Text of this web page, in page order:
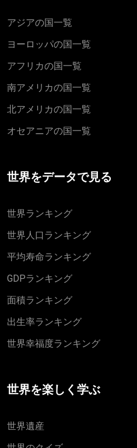
アジアの国一覧
ヨーロッパの国一覧
アフリカの国一覧
南アメリカの国一覧
北アメリカの国一覧
オセアニアの国一覧
世界をデータで見る
世界ランキング
世界人口ランキング
平均寿命ランキング
GDPランキング
面積ランキング
出生率ランキング
世界幸福度ランキング
世界を楽しく学ぶ
世界遺産